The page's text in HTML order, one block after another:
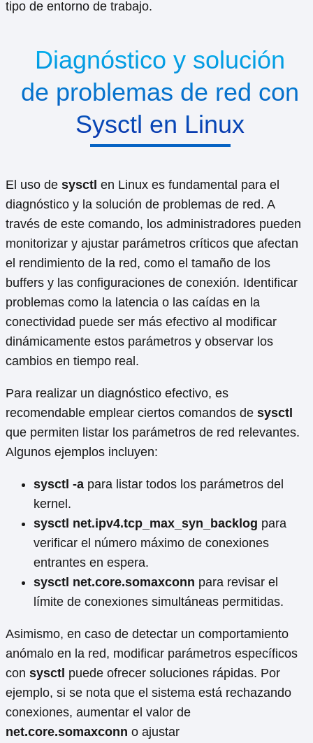
tipo de entorno de trabajo.
Diagnóstico y solución
de problemas de red con
Sysctl en Linux
El uso de sysctl en Linux es fundamental para el
diagnóstico y la solución de problemas de red. A
través de este comando, los administradores pueden
monitorizar y ajustar parámetros críticos que afectan
el rendimiento de la red, como el tamaño de los
buffers y las configuraciones de conexión. Identificar
problemas como la latencia o las caídas en la
conectividad puede ser más efectivo al modificar
dinámicamente estos parámetros y observar los
cambios en tiempo real.
Para realizar un diagnóstico efectivo, es
recomendable emplear ciertos comandos de sysctl
que permiten listar los parámetros de red relevantes.
Algunos ejemplos incluyen:
sysctl -a para listar todos los parámetros del
kernel.
sysctl net.ipv4.tcp_max_syn_backlog para
verificar el número máximo de conexiones
entrantes en espera.
sysctl net.core.somaxconn para revisar el
límite de conexiones simultáneas permitidas.
Asimismo, en caso de detectar un comportamiento
anómalo en la red, modificar parámetros específicos
con sysctl puede ofrecer soluciones rápidas. Por
ejemplo, si se nota que el sistema está rechazando
conexiones, aumentar el valor de
net.core.somaxconn o ajustar